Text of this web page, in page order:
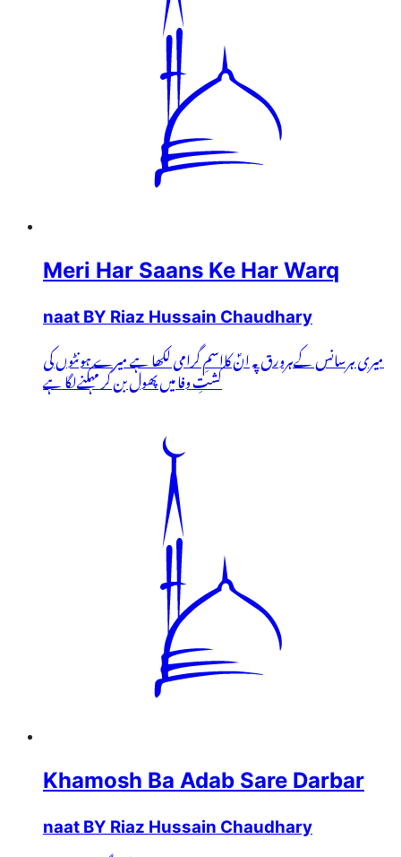
Meri Har Saans Ke Har Warq
naat BY Riaz Hussain Chaudhary
میری ہرسانس کےہرورق پہ انؐ کااسمِ گرامی لکھا ہے میرے ہونٹوں کی
کشتِ وفا میں پھول بن کر مہکنےلگا ہے
Khamosh Ba Adab Sare Darbar
naat BY Riaz Hussain Chaudhary